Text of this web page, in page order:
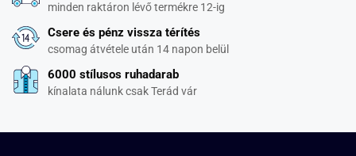
minden raktáron lévő termékre 12-ig
Csere és pénz vissza térítés
csomag átvétele után 14 napon belül
6000 stílusos ruhadarab
kínalata nálunk csak Terád vár